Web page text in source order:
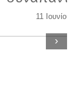
›